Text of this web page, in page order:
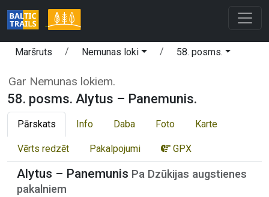
Maršruts Nemunas loki 58. posms.
Gar Nemunas lokiem.
58. posms. Alytus – Panemunis.
Pārskats Info Daba Foto Karte
Vērts redzēt Pakalpojumi GPX
Alytus – Panemunis Pa Dzūkijas augstienes
pakalniem